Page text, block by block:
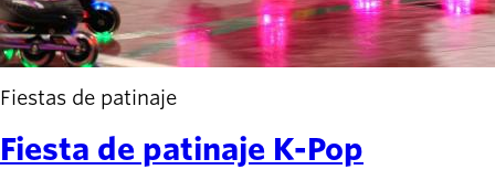
Fiestas de patinaje
Fiesta de patinaje K-Pop